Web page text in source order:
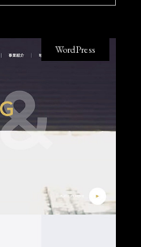
WordPress